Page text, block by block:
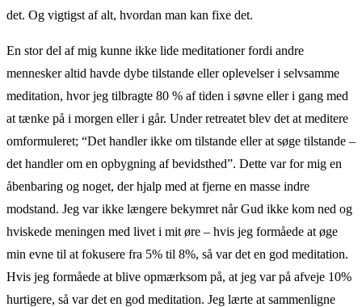
det. Og vigtigst af alt, hvordan man kan fixe det.
En stor del af mig kunne ikke lide meditationer fordi andre
mennesker altid havde dybe tilstande eller oplevelser i selvsamme
meditation, hvor jeg tilbragte 80 % af tiden i søvne eller i gang med
at tænke på i morgen eller i går. Under retreatet blev det at meditere
omformuleret; “Det handler ikke om tilstande eller at søge tilstande –
det handler om en opbygning af bevidsthed”. Dette var for mig en
åbenbaring og noget, der hjalp med at fjerne en masse indre
modstand. Jeg var ikke længere bekymret når Gud ikke kom ned og
hviskede meningen med livet i mit øre – hvis jeg formåede at øge
min evne til at fokusere fra 5% til 8%, så var det en god meditation.
Hvis jeg formåede at blive opmærksom på, at jeg var på afveje 10%
hurtigere, så var det en god meditation. Jeg lærte at sammenligne